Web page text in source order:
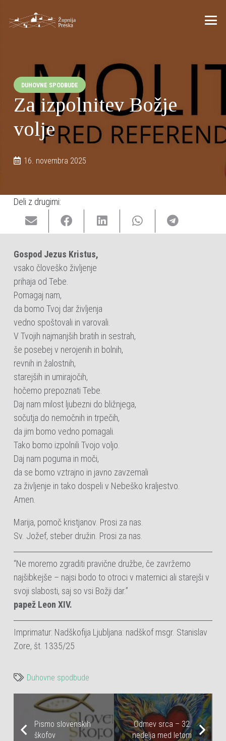
DUHOVNE SPODBUDE
Za izpolnitev Božje
volje
16. novembra 2025
Deli z drugimi:
Gospod Jezus Kristus,
vsako človeško življenje
prihaja od Tebe.
Pomagaj nam,
da bomo Tvoj dar življenja
vedno spoštovali in varovali.
V Tvojih najmanjših bratih in sestrah,
še posebej v nerojenih in bolnih,
revnih in žalostnih,
starejših in umirajočih,
hočemo prepoznati Tebe.
Daj nam milost ljubezni do bližnjega,
sočutja do nemočnih in trpečih,
da jim bomo vedno pomagali.
Tako bomo izpolnili Tvojo voljo.
Daj nam poguma in moči,
da se bomo vztrajno in javno zavzemali
za življenje in tako dospeli v Nebeško kraljestvo.
Amen.
Marija, pomoč kristjanov. Prosi za nas.
Sv. Jožef, steber družin. Prosi za nas.
“Ne moremo zgraditi pravične družbe, če zavržemo
najšibkejše – najsi bodo to otroci v maternici ali starejši v
svoji slabosti, saj so vsi Božji dar.”
papež Leon XIV.
Imprimatur: Nadškofija Ljubljana: nadškof msgr. Stanislav
Zore, št. 1335/25
Duhovne spodbude
Pismo slovenskih
škofov
Odmev srca – 32.
nedelja med letom